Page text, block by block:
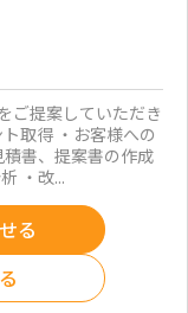
ご提案していただき
取得 ・お客様への
書、提案書の作成
・改...
る